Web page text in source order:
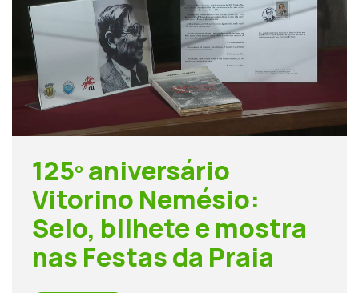
125º aniversário
Vitorino Nemésio:
Selo, bilhete e mostra
nas Festas da Praia